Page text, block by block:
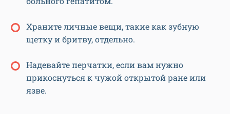
Храните личные вещи, такие как зубную
щетку и бритву, отдельно.
Надевайте перчатки, если вам нужно
прикоснуться к чужой открытой ране или
язве.